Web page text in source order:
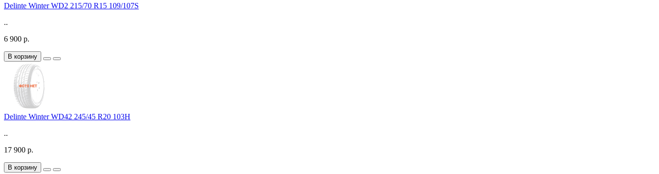
Delinte Winter WD2 215/70 R15 109/107S
..
6 900 р.
В корзину
Delinte Winter WD42 245/45 R20 103H
..
17 900 р.
В корзину